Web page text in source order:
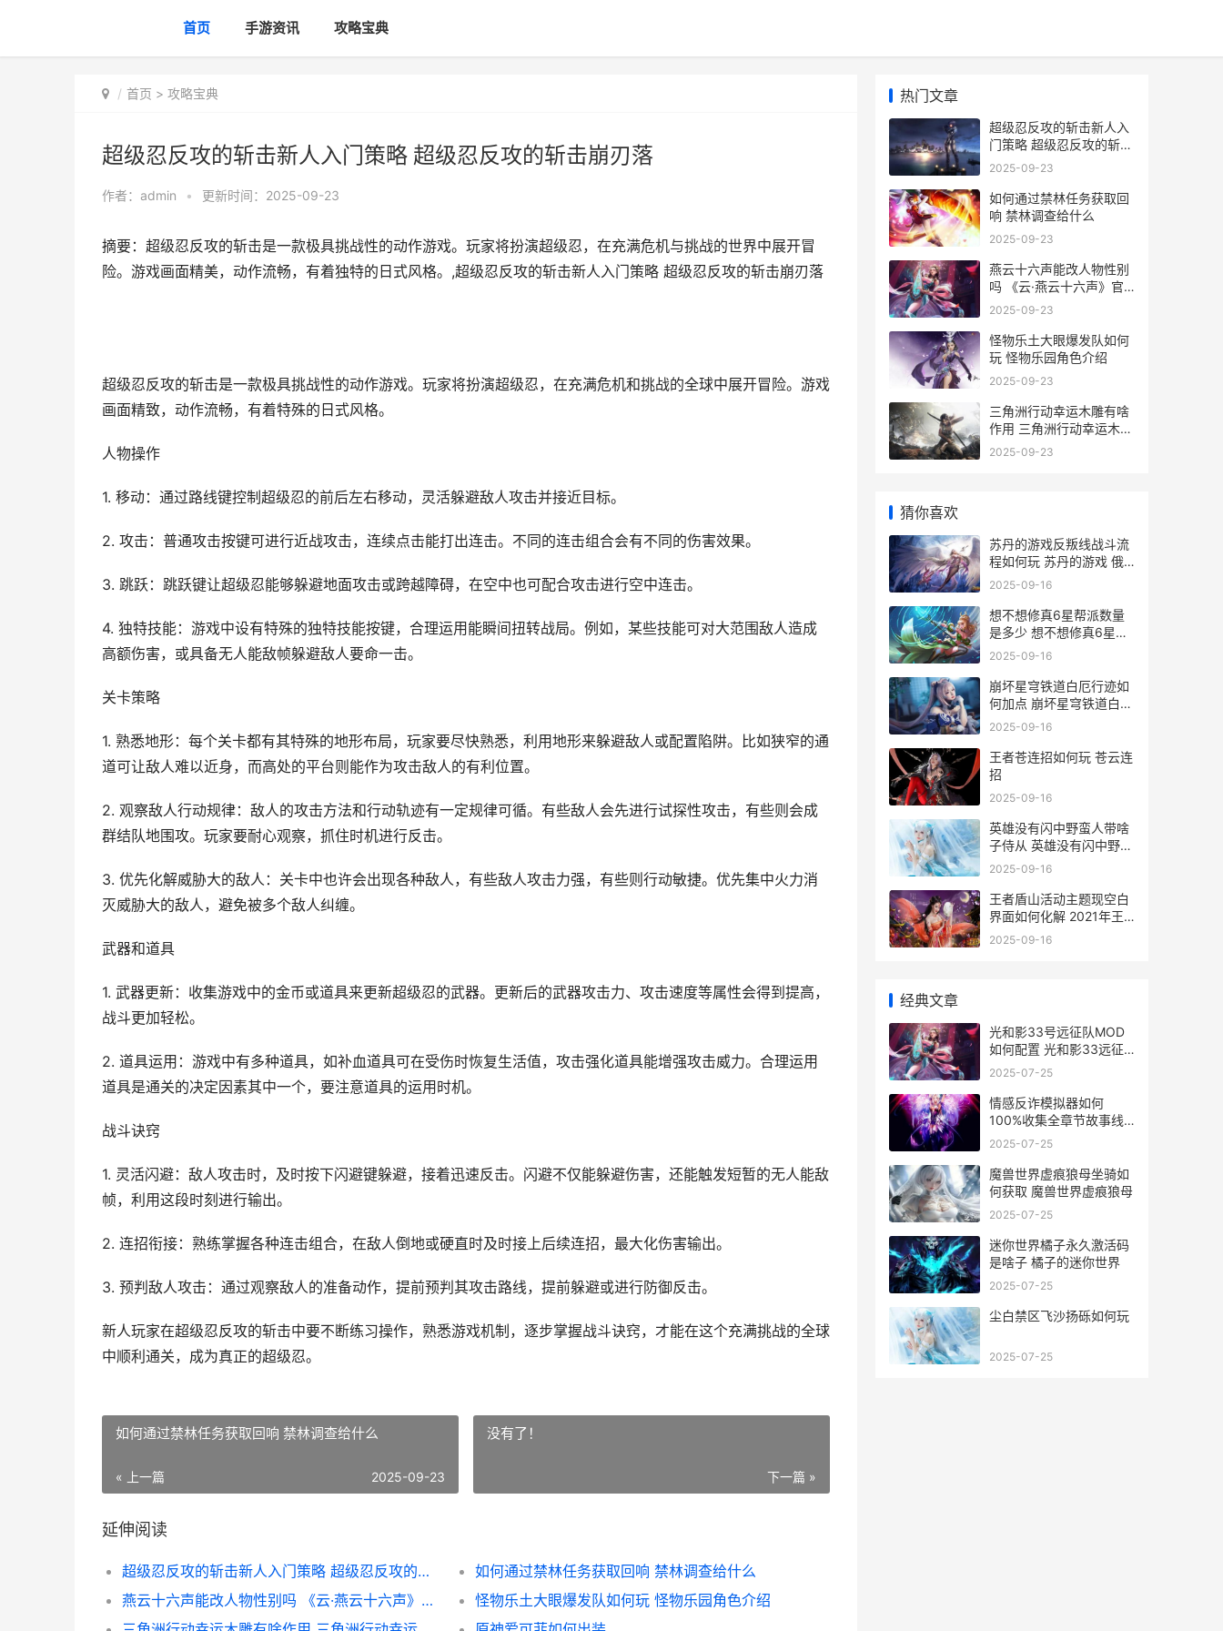
首页 手游资讯 攻略宝典
首页 > 攻略宝典
超级忍反攻的斩击新人入门策略 超级忍反攻的斩击崩刃落
作者： admin • 更新时间：2025-09-23
摘要：超级忍反攻的斩击是一款极具挑战性的动作游戏。玩家将扮演超级忍，在充满危机与挑战的世界中展开冒
险。游戏画面精美，动作流畅，有着独特的日式风格。,超级忍反攻的斩击新人入门策略 超级忍反攻的斩击崩刃落
超级忍反攻的斩击是一款极具挑战性的动作游戏。玩家将扮演超级忍，在充满危机和挑战的全球中展开冒险。游戏
画面精致，动作流畅，有着特殊的日式风格。
人物操作
1. 移动：通过路线键控制超级忍的前后左右移动，灵活躲避敌人攻击并接近目标。
2. 攻击：普通攻击按键可进行近战攻击，连续点击能打出连击。不同的连击组合会有不同的伤害效果。
3. 跳跃：跳跃键让超级忍能够躲避地面攻击或跨越障碍，在空中也可配合攻击进行空中连击。
4. 独特技能：游戏中设有特殊的独特技能按键，合理运用能瞬间扭转战局。例如，某些技能可对大范围敌人造成
高额伤害，或具备无人能敌帧躲避敌人要命一击。
关卡策略
1. 熟悉地形：每个关卡都有其特殊的地形布局，玩家要尽快熟悉，利用地形来躲避敌人或配置陷阱。比如狭窄的通
道可让敌人难以近身，而高处的平台则能作为攻击敌人的有利位置。
2. 观察敌人行动规律：敌人的攻击方法和行动轨迹有一定规律可循。有些敌人会先进行试探性攻击，有些则会成
群结队地围攻。玩家要耐心观察，抓住时机进行反击。
3. 优先化解威胁大的敌人：关卡中也许会出现各种敌人，有些敌人攻击力强，有些则行动敏捷。优先集中火力消
灭威胁大的敌人，避免被多个敌人纠缠。
武器和道具
1. 武器更新：收集游戏中的金币或道具来更新超级忍的武器。更新后的武器攻击力、攻击速度等属性会得到提高，
战斗更加轻松。
2. 道具运用：游戏中有多种道具，如补血道具可在受伤时恢复生活值，攻击强化道具能增强攻击威力。合理运用
道具是通关的决定因素其中一个，要注意道具的运用时机。
战斗诀窍
1. 灵活闪避：敌人攻击时，及时按下闪避键躲避，接着迅速反击。闪避不仅能躲避伤害，还能触发短暂的无人能敌
帧，利用这段时刻进行输出。
2. 连招衔接：熟练掌握各种连击组合，在敌人倒地或硬直时及时接上后续连招，最大化伤害输出。
3. 预判敌人攻击：通过观察敌人的准备动作，提前预判其攻击路线，提前躲避或进行防御反击。
新人玩家在超级忍反攻的斩击中要不断练习操作，熟悉游戏机制，逐步掌握战斗诀窍，才能在这个充满挑战的全球
中顺利通关，成为真正的超级忍。
如何通过禁林任务获取回响 禁林调查给什么
« 上一篇 2025-09-23
没有了！
下一篇 »
延伸阅读
超级忍反攻的斩击新人入门策略 超级忍反攻的斩击崩刃落
如何通过禁林任务获取回响 禁林调查给什么
燕云十六声能改人物性别吗 《云·燕云十六声》官网下载
怪物乐土大眼爆发队如何玩 怪物乐园角色介绍
热门文章
超级忍反攻的斩击新人入
门策略 超级忍反攻的斩击
崩刃落
2025-09-23
如何通过禁林任务获取回
响 禁林调查给什么
2025-09-23
燕云十六声能改人物性别
吗 《云·燕云十六声》官
网下载
2025-09-23
怪物乐土大眼爆发队如何
玩 怪物乐园角色介绍
2025-09-23
三角洲行动幸运木雕有啥
作用 三角洲行动幸运木雕
怎么获得
2025-09-23
猜你喜欢
苏丹的游戏反叛线战斗流
程如何玩 苏丹的游戏 俄
语
2025-09-16
想不想修真6星帮派数量
是多少 想不想修真6星技
能取舍
2025-09-16
崩坏星穹铁道白厄行迹如
何加点 崩坏星穹铁道白厄
英文名
2025-09-16
王者苍连招如何玩 苍云连
招
2025-09-16
英雄没有闪中野蛮人带啥
子侍从 英雄没有闪中野蛮
人怎么加点
2025-09-16
王者盾山活动主题现空白
界面如何化解 2021年王
者荣耀盾山重做
2025-09-16
经典文章
光和影33号远征队MOD
如何配置 光和影33远征
队
2025-07-25
情感反诈模拟器如何
100%收集全章节故事线
情感反诈模拟器何月盈三
2025-07-25
魔兽世界虚痕狼母坐骑如
何获取 魔兽世界虚痕狼母
2025-07-25
迷你世界橘子永久激活码
是啥子 橘子的迷你世界
2025-07-25
尘白禁区飞沙扬砾如何玩
2025-07-25